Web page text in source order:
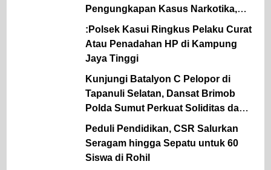
Pengungkapan Kasus Narkotika,
Tindak Pidana Kriminal, dan
Kekerasan Seksual terhadap Anak
:Polsek Kasui Ringkus Pelaku Curat
Atau Penadahan HP di Kampung
Jaya Tinggi
Kunjungi Batalyon C Pelopor di
Tapanuli Selatan, Dansat Brimob
Polda Sumut Perkuat Soliditas dan
Semangat Pengabdian Personel
Peduli Pendidikan, CSR Salurkan
Seragam hingga Sepatu untuk 60
Siswa di Rohil